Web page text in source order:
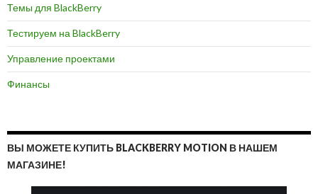
Темы для BlackBerry
Тестируем на BlackBerry
Управление проектами
Финансы
ВЫ МОЖЕТЕ КУПИТЬ BLACKBERRY MOTION В НАШЕМ
МАГАЗИНЕ!